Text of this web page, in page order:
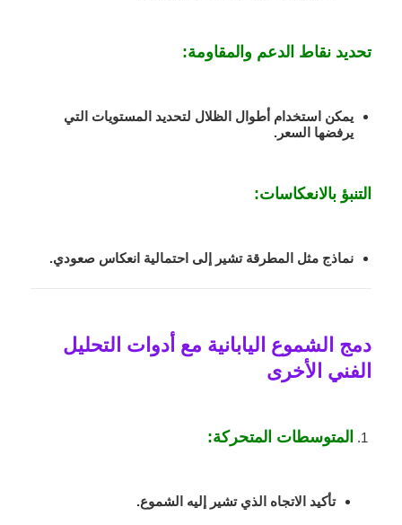
تحديد نقاط الدعم والمقاومة:
يمكن استخدام أطوال الظلال لتحديد المستويات التي
يرفضها السعر.
التنبؤ بالانعكاسات:
نماذج مثل المطرقة تشير إلى احتمالية انعكاس صعودي.
دمج الشموع اليابانية مع أدوات التحليل
الفني الأخرى
المتوسطات المتحركة:
تأكيد الاتجاه الذي تشير إليه الشموع.